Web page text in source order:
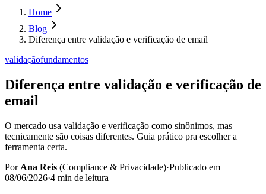
Home
Blog
Diferença entre validação e verificação de email
validaçãofundamentos
Diferença entre validação e verificação de
email
O mercado usa validação e verificação como sinônimos, mas
tecnicamente são coisas diferentes. Guia prático pra escolher a
ferramenta certa.
Por Ana Reis (Compliance & Privacidade)·Publicado em
08/06/2026·4 min de leitura